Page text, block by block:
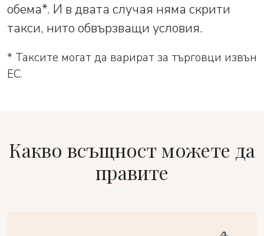
обема*. И в двата случая няма скрити
такси, нито обвързващи условия.
* Таксите могат да варират за търговци извън
ЕС.
Какво всъщност можете да
правите